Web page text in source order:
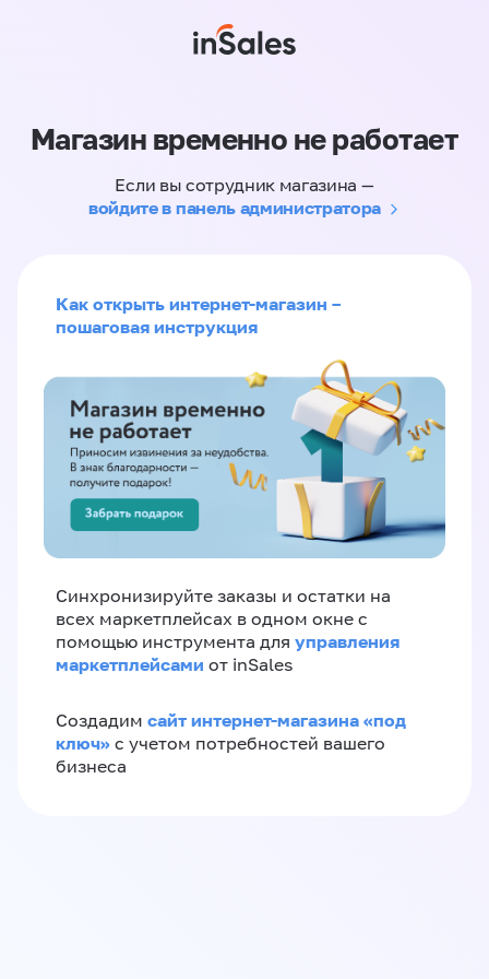
Магазин временно не работает
Если вы сотрудник магазина —
войдите в панель администратора
Как открыть интернет-магазин –
пошаговая инструкция
Синхронизируйте заказы и остатки на
всех маркетплейсах в одном окне с
помощью инструмента для управления
маркетплейсами от inSales
Создадим сайт интернет-магазина «под
ключ» с учетом потребностей вашего
бизнеса